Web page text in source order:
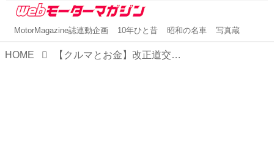
MotorMagazine誌連動企画 10年ひと昔 昭和の名車 写真蔵
HOME 【クルマとお金】改正道交法で「あおり運転」の罰金は100万円以下に決定。ただ、それだけでは済まない重大な犯罪でもある